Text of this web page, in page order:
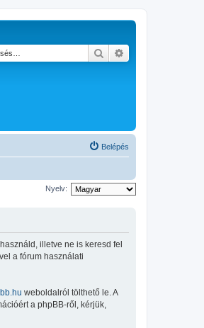
Keresés
Belépés
Nyelv:
illetve ne is keresd fel
a fórum használati
weboldalról tölthető le. A
a phpBB-ről, kérjük,